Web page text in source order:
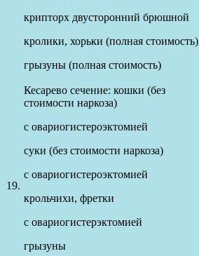
крипторх двусторонний брюшной
кролики, хорьки (полная стоимость)
грызуны (полная стоимость)
19.
Кесарево сечение: кошки (без
стоимости наркоза)
с овариогистероэктомией
суки (без стоимости наркоза)
с овариогистероэктомией
крольчихи, фретки
с овариогистерэктомией
грызуны